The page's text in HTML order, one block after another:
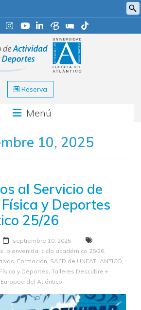
Reserva
Menú
10, 2025
al Servicio de
y Deportes
25/26
septiembre 10, 2025
bienvenida ciclo académico 25/26
Formación SAFD de UNEATLANTICO
y Deportes Talleres Descubre +
del Atlántico